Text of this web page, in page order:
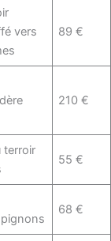
vers
89 €
210 €
terroir
55 €
68 €